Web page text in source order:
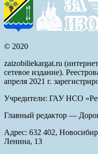
© 2020
zaizobiliekargat.ru
сетевое издание).
апреля 2021 г.
Учредители: ГАУ НСО
Главный редактор —
Адрес: 632 402,
Ленина, 13